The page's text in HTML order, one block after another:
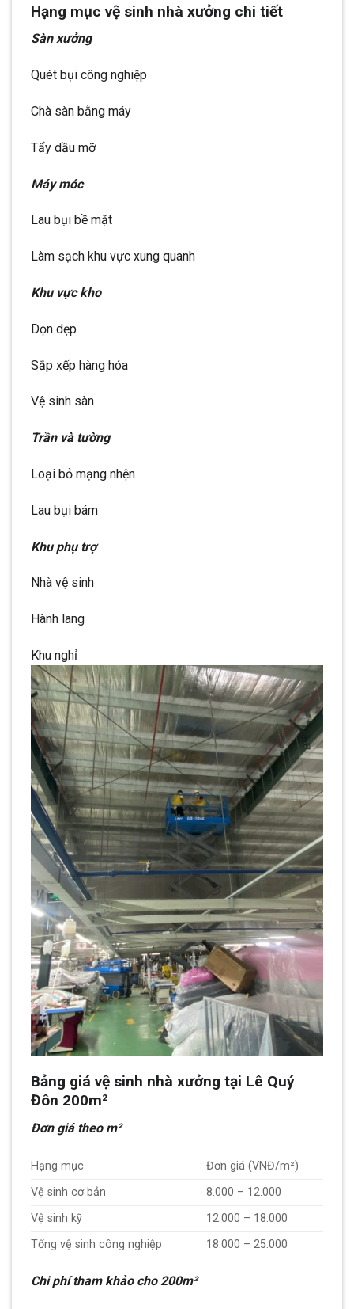
Hạng mục vệ sinh nhà xưởng chi tiết
Sàn xưởng
Quét bụi công nghiệp
Chà sàn bằng máy
Tẩy dầu mỡ
Máy móc
Lau bụi bề mặt
Làm sạch khu vực xung quanh
Khu vực kho
Dọn dẹp
Sắp xếp hàng hóa
Vệ sinh sàn
Trần và tường
Loại bỏ mạng nhện
Lau bụi bám
Khu phụ trợ
Nhà vệ sinh
Hành lang
Khu nghỉ
Bảng giá vệ sinh nhà xưởng tại Lê Quý
Đôn 200m²
Đơn giá theo m²
Hạng mục
Đơn giá (VNĐ/m²)
Vệ sinh cơ bản
8.000 – 12.000
Vệ sinh kỹ
12.000 – 18.000
Tổng vệ sinh công nghiệp
18.000 – 25.000
Chi phí tham khảo cho 200m²